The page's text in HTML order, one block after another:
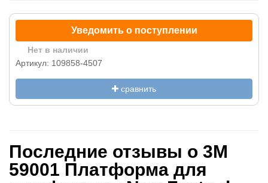
Уведомить о поступлении
Нет в наличии
Артикул: 109858-4507
сравнить
Последние отзывы о 3M
59001 Платформа для